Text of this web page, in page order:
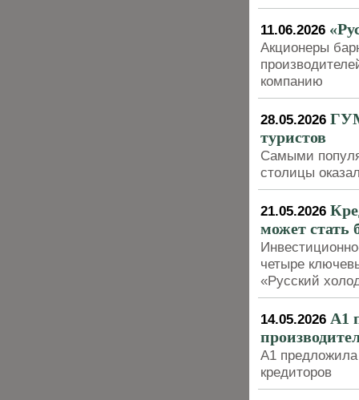
11.06.2026
Акционеры
компанию
28.05.2026
туристов
Самыми
столицы
21.05.2026
может стать
четыре
«Русский
14.05.2026 А1
А1 предложила
кредиторов